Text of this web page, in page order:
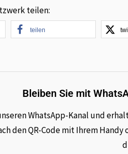
teilen:
teilen
Bleiben Sie mit
WhatsApp-Kanal und
den QR-Code mit Ihrem